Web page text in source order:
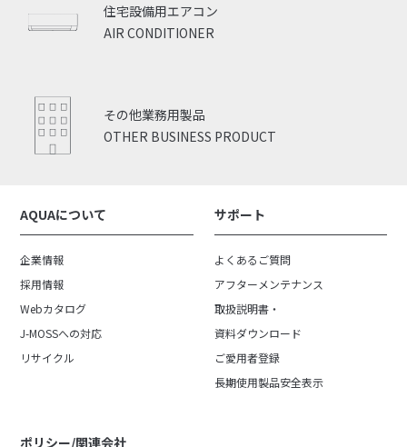
AIR CONDITIONER
住宅設備用エアコン
OTHER BUSINESS PRODUCT
その他業務用製品
AQUAについて
企業情報
採用情報
Webカタログ
J-MOSSへの対応
リサイクル
サポート
よくあるご質問
アフターメンテナンス
取扱説明書・
資料ダウンロード
ご愛用者登録
長期使用製品安全表示
ポリシー/関連会社